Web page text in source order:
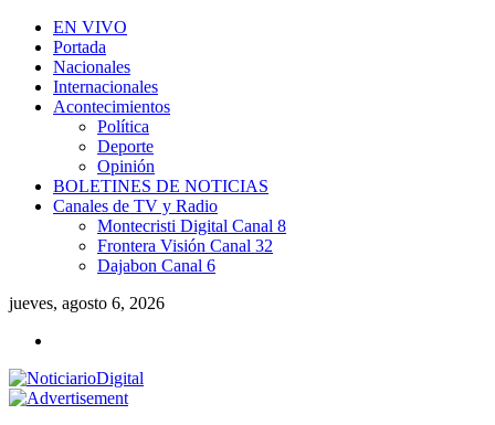
EN VIVO
Portada
Nacionales
Internacionales
Acontecimientos
Política
Deporte
Opinión
BOLETINES DE NOTICIAS
Canales de TV y Radio
Montecristi Digital Canal 8
Frontera Visión Canal 32
Dajabon Canal 6
jueves, agosto 6, 2026